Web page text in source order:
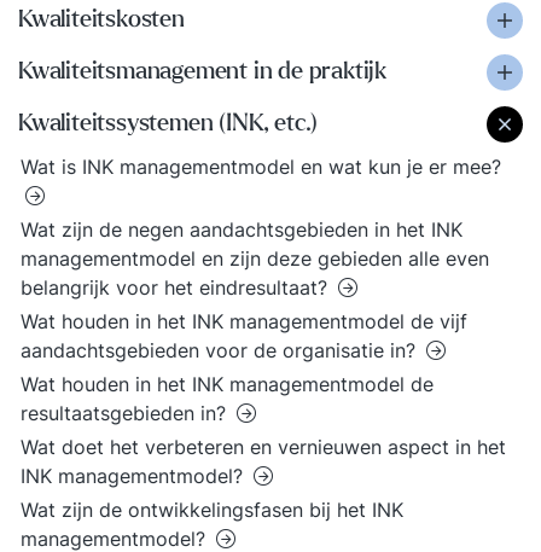
Kwaliteitskosten
Kwaliteitsmanagement in de praktijk
Kwaliteitssystemen (INK, etc.)
Wat is INK managementmodel en wat kun je er mee?
Wat zijn de negen aandachtsgebieden in het INK
managementmodel en zijn deze gebieden alle even
belangrijk voor het eindresultaat?
Wat houden in het INK managementmodel de vijf
aandachtsgebieden voor de organisatie in?
Wat houden in het INK managementmodel de
resultaatsgebieden in?
Wat doet het verbeteren en vernieuwen aspect in het
INK managementmodel?
Wat zijn de ontwikkelingsfasen bij het INK
managementmodel?